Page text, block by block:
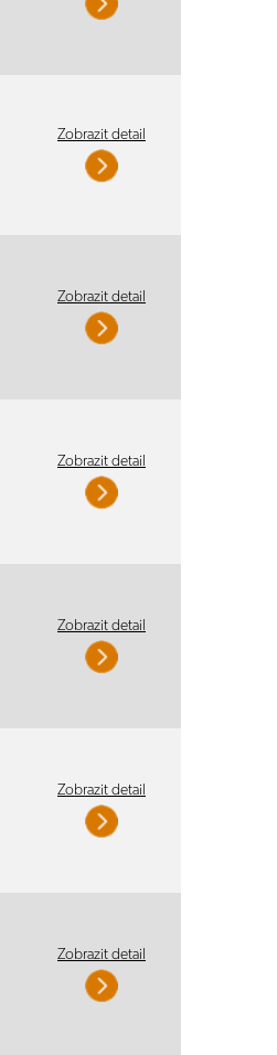
Zobrazit detail
Zobrazit detail
Zobrazit detail
Zobrazit detail
Zobrazit detail
Zobrazit detail